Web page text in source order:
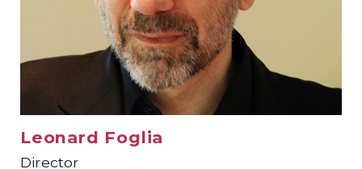
Leonard Foglia
Director